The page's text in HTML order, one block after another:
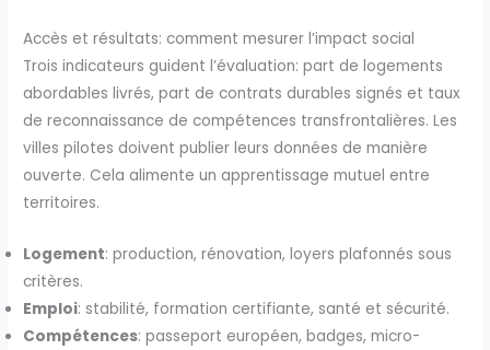
Accès et résultats: comment mesurer l’impact social
Trois indicateurs guident l’évaluation: part de logements
abordables livrés, part de contrats durables signés et taux
de reconnaissance de compétences transfrontalières. Les
villes pilotes doivent publier leurs données de manière
ouverte. Cela alimente un apprentissage mutuel entre
territoires.
Logement: production, rénovation, loyers plafonnés sous
critères.
Emploi: stabilité, formation certifiante, santé et sécurité.
Compétences: passeport européen, badges, micro-